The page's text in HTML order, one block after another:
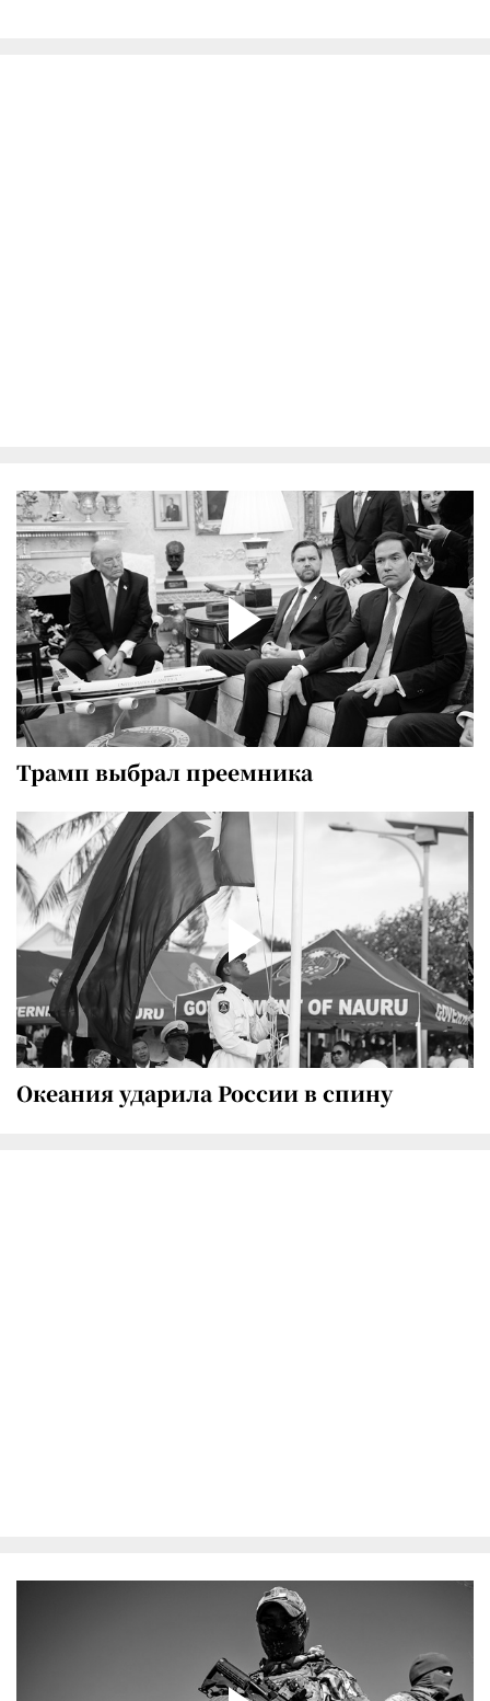
Трамп выбрал преемника
Океания ударила России в спину